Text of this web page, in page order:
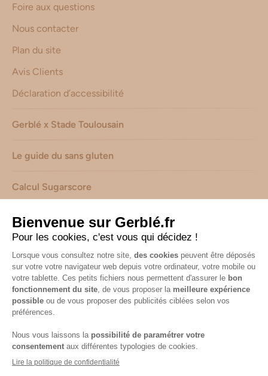
Foire aux questions
Nous contacter
Plan du site
Avis Clients
Déclaration d’accessibilité
Gerblé x Stade Toulousain
Le guide du sans gluten
Calcul Sugarscore
Suivez-nous sur les réseaux !
Mentions légales Consignes de tri de nos emballages
Caractéristiques environnementales de nos emballages
(informations AGEC) -Avis & notes collectés parShopadvizor